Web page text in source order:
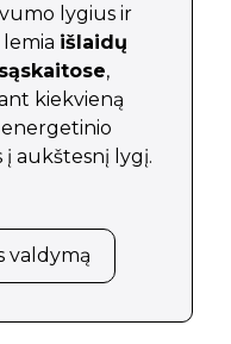
lygius ir
išlaidų
,
kiekvieną
aukštesnį lygį.
valdymą